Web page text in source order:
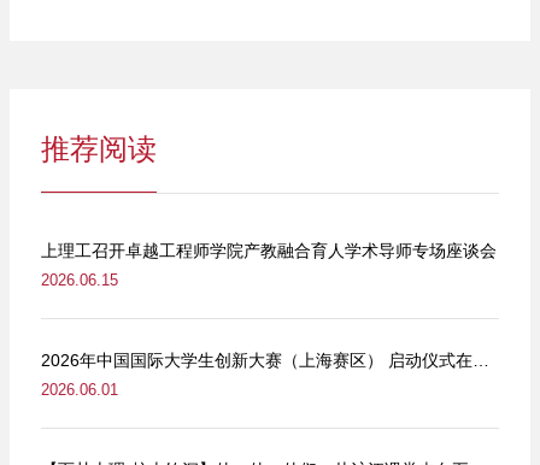
推荐阅读
上理工召开卓越工程师学院产教融合育人学术导师专场座谈会
2026.06.15
2026.06.01